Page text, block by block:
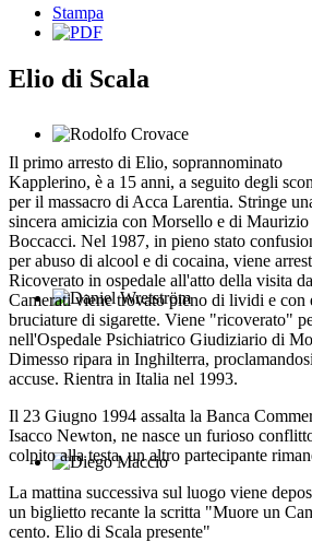
Rodolfo Crovace
Daniel Wretström
Stampa
Elio di Scala
Il primo arresto di Elio, soprannominato
Kapplerino, è a 15 anni, a seguito degli
per il massacro di Acca Larentia. Stringe
sincera amicizia con Morsello e di Maurizio
Boccacci. Nel 1987, in pieno stato
per abuso di alcool e di cocaina, viene
Ricoverato in ospedale all'atto della visita
Camerati viene trovato pieno di lividi e con
bruciature di sigarette. Viene "ricoverato"
nell'Ospedale Psichiatrico Giudiziario di
Dimesso ripara in Inghilterra,
accuse. Rientra in Italia nel 1993.
Il 23 Giugno 1994 assalta la Banca
Isacco Newton, ne nasce un furioso
colpito alla testa, un altro partecipante
La mattina successiva sul luogo viene
un biglietto recante la scritta "Muore un
cento. Elio di Scala presente"